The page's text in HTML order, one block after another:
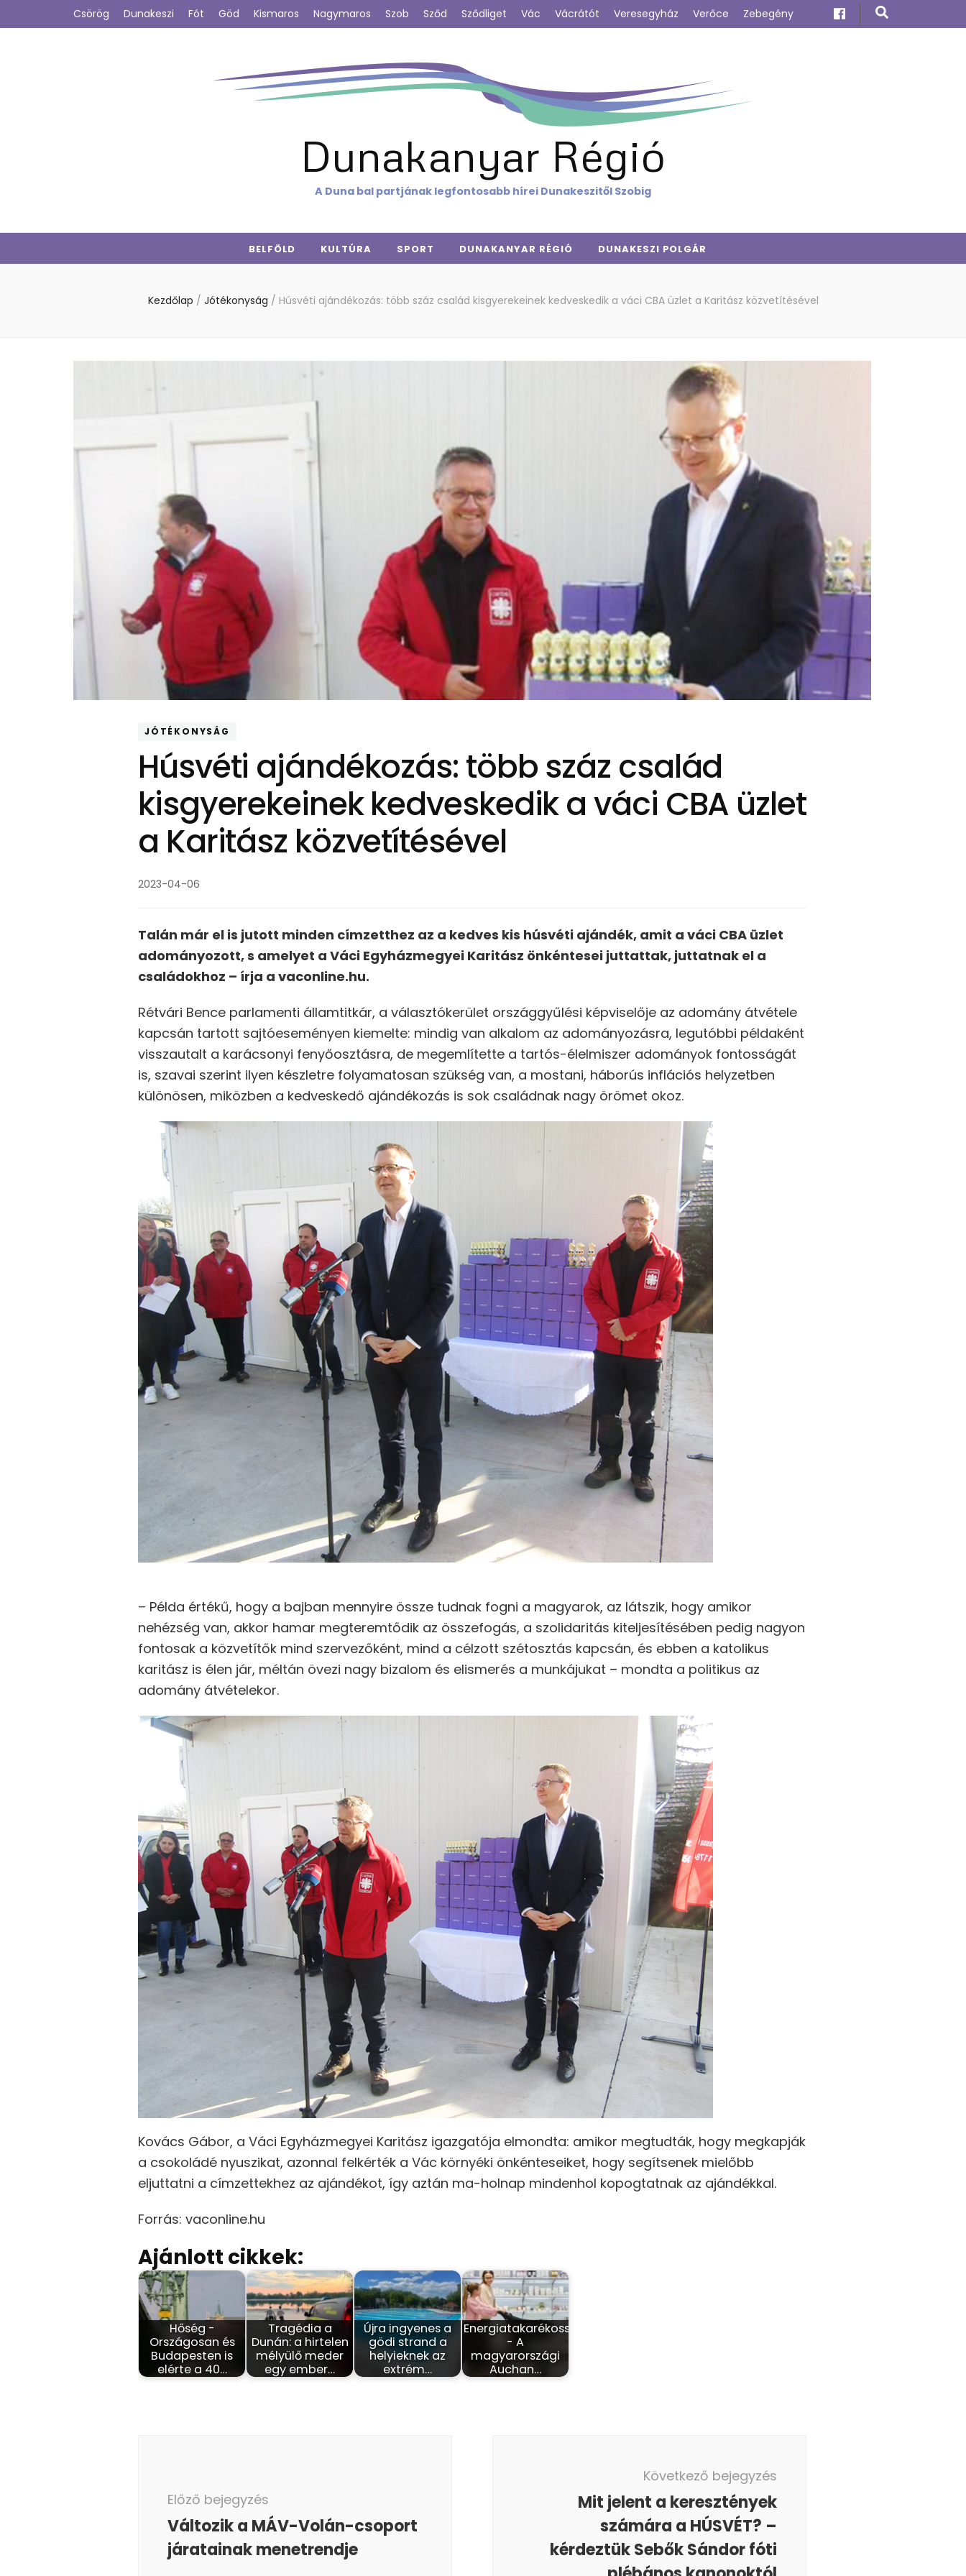
Csörög Dunakeszi Fót Göd Kismaros Nagymaros Szob Sződ Sződliget Vác Vácrátót Veresegyház Verőce Zebegény
Dunakanyar Régió
A Duna bal partjának legfontosabb hírei Dunakeszitől Szobig
BELFÖLD KULTÚRA SPORT DUNAKANYAR RÉGIÓ DUNAKESZI POLGÁR
Kezdőlap / Jótékonyság / Húsvéti ajándékozás: több száz család kisgyerekeinek kedveskedik a váci CBA üzlet a Karitász közvetítésével
JÓTÉKONYSÁG
Húsvéti ajándékozás: több száz család
kisgyerekeinek kedveskedik a váci CBA üzlet
a Karitász közvetítésével
2023-04-06
Talán már el is jutott minden címzetthez az a kedves kis húsvéti ajándék, amit a váci CBA üzlet
adományozott, s amelyet a Váci Egyházmegyei Karitász önkéntesei juttattak, juttatnak el a
családokhoz – írja a vaconline.hu.
Rétvári Bence parlamenti államtitkár, a választókerület országgyűlési képviselője az adomány átvétele
kapcsán tartott sajtóeseményen kiemelte: mindig van alkalom az adományozásra, legutóbbi példaként
visszautalt a karácsonyi fenyőosztásra, de megemlítette a tartós-élelmiszer adományok fontosságát
is, szavai szerint ilyen készletre folyamatosan szükség van, a mostani, háborús inflációs helyzetben
különösen, miközben a kedveskedő ajándékozás is sok családnak nagy örömet okoz.
– Példa értékű, hogy a bajban mennyire össze tudnak fogni a magyarok, az látszik, hogy amikor
nehézség van, akkor hamar megteremtődik az összefogás, a szolidaritás kiteljesítésében pedig nagyon
fontosak a közvetítők mind szervezőként, mind a célzott szétosztás kapcsán, és ebben a katolikus
karitász is élen jár, méltán övezi nagy bizalom és elismerés a munkájukat – mondta a politikus az
adomány átvételekor.
Kovács Gábor, a Váci Egyházmegyei Karitász igazgatója elmondta: amikor megtudták, hogy megkapják
a csokoládé nyuszikat, azonnal felkérték a Vác környéki önkénteseiket, hogy segítsenek mielőbb
eljuttatni a címzettekhez az ajándékot, így aztán ma-holnap mindenhol kopogtatnak az ajándékkal.
Forrás: vaconline.hu
Ajánlott cikkek:
Hőség -
Országosan és
Budapesten is
elérte a 40…
Tragédia a
Dunán: a hirtelen
mélyülő meder
egy ember…
Újra ingyenes a
gödi strand a
helyieknek az
extrém…
Energiatakarékosság
- A
magyarországi
Auchan…
Előző bejegyzés
Változik a MÁV-Volán-csoport
járatainak menetrendje
Következő bejegyzés
Mit jelent a keresztények
számára a HÚSVÉT? –
kérdeztük Sebők Sándor fóti